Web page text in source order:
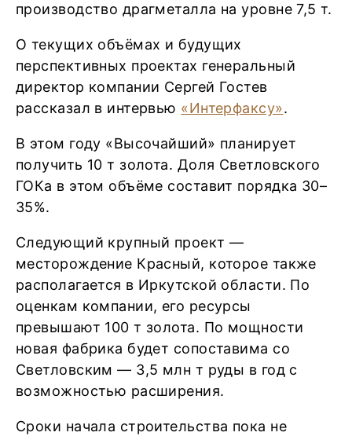
производство драгметалла на уровне 7,5 т.
О текущих объёмах и будущих
перспективных проектах генеральный
директор компании Сергей Гостев
рассказал в интервью «Интерфаксу».
В этом году «Высочайший» планирует
получить 10 т золота. Доля Светловского
ГОКа в этом объёме составит порядка 30–
35%.
Следующий крупный проект —
месторождение Красный, которое также
располагается в Иркутской области. По
оценкам компании, его ресурсы
превышают 100 т золота. По мощности
новая фабрика будет сопоставима со
Светловским — 3,5 млн т руды в год с
возможностью расширения.
Сроки начала строительства пока не